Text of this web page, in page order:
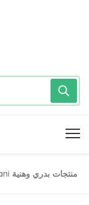
BH Badri And Hani منتجات بدري وهنية